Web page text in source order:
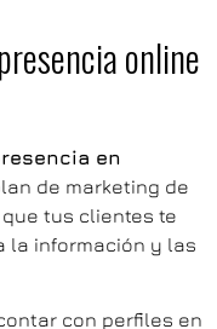
online
en
de marketing de
tus clientes te
la información y las
con perfiles en